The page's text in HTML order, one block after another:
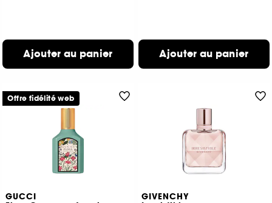
Ajouter au panier Ajouter au panier
GUCCI
Offre fidélité web
GIVENCHY